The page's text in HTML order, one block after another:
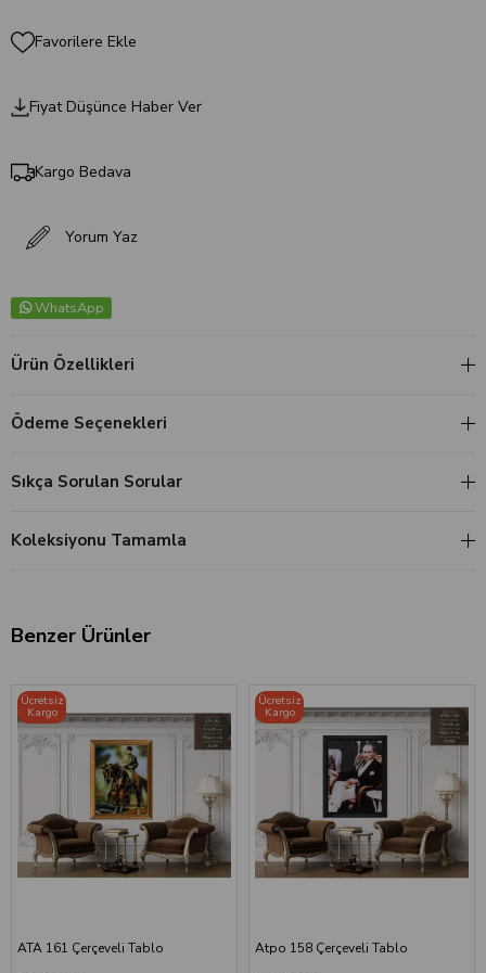
Favorilere Ekle
Fiyat Düşünce Haber Ver
Kargo Bedava
Yorum Yaz
WhatsApp
Ürün Özellikleri
Ödeme Seçenekleri
Sıkça Sorulan Sorular
Koleksiyonu Tamamla
Benzer Ürünler
ATA 161 Çerçeveli Tablo
Ücretsiz
Kargo
Atpo 158 Çerçeveli Tablo
Ücretsiz
Kargo